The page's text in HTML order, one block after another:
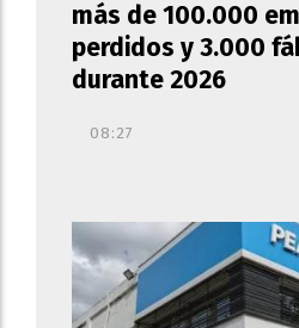
más de 100.000
perdidos y 3.000
durante 2026
08:27